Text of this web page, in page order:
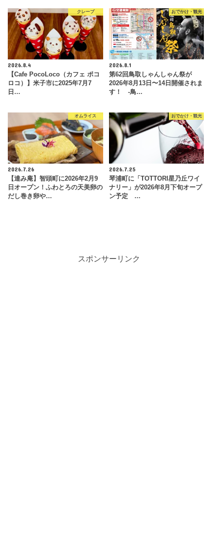
クレープ
2026.8.4
【Cafe PocoLoco（カフェ ポコ
ロコ）】米子市に2025年7月7
日…
おでかけ・観光
2026.8.1
第62回鳥取しゃんしゃん祭が
2026年8月13日〜14日開催されま
す！ -鳥…
オムライス
2026.7.26
【達み庵】智頭町に2026年2月9
日オープン！ふわとろの天美卵の
だし巻き卵や…
おでかけ・観光
2026.7.25
琴浦町に「TOTTORI星乃丘ワイ
ナリー」が2026年8月下旬オープ
ン予定 …
スポンサーリンク